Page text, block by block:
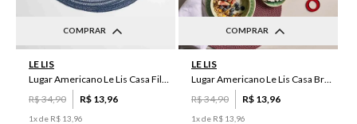
COMPRAR
LE LIS
Lugar Americano Le Lis Casa Filipa
R$34,90 R$ 13 96
1x de R$ 13 96
COMPRAR
LE LIS
Lugar Americano Le Lis Casa Brenda
R$34,90 R$ 13 96
1x de R$ 13 96